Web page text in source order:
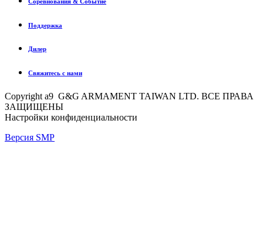
Поддержка
Дилер
Свяжитесь с нами
Copyright a9 G&G ARMAMENT TAIWAN LTD. ВСЕ ПРАВА
ЗАЩИЩЕНЫ
Настройки конфиденциальности
Версия SMP